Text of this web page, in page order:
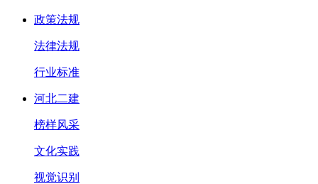
政策法规
法律法规
行业标准
河北二建
榜样风采
文化实践
视觉识别